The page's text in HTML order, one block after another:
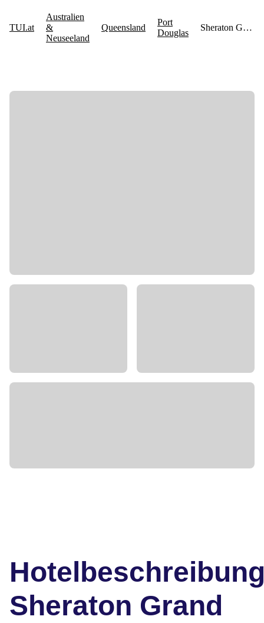
Sheraton Grand